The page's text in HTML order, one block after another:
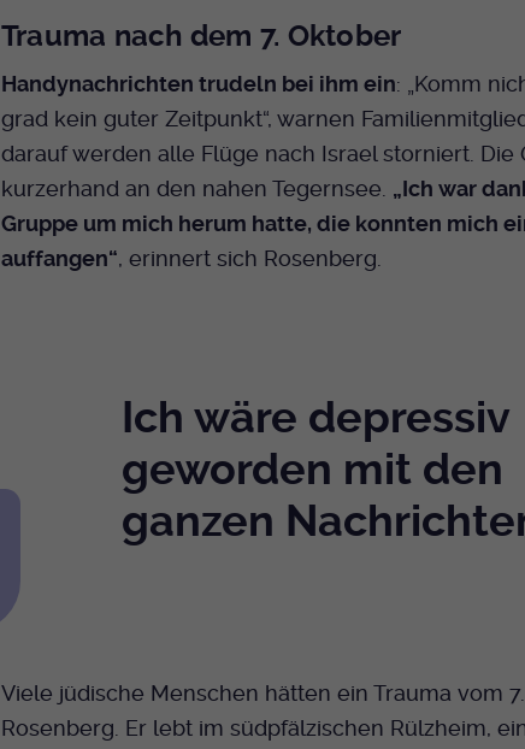
Trauma nach dem 7. Oktober
Handynachrichten trudeln bei ihm ein: „Komm
grad kein guter Zeitpunkt“, warnen
darauf werden alle Flüge nach Israel storniert. Die
kurzerhand an den nahen Tegernsee. „Ich war
Gruppe um mich herum hatte, die konnten mich
auffangen“, erinnert sich Rosenberg.
Ich wäre depressiv
geworden mit den
ganzen
Viele jüdische Menschen hätten ein Trauma vom
Rosenberg. Er lebt im südpfälzischen Rülzheim,
Notwendig zum sicheren Betrieb
Name cookie_optin-[n]
EKHN
Bei Ausahl nur essentieller
Zweck
dem Namen gibt lediglich eine
Versionsnummer an.